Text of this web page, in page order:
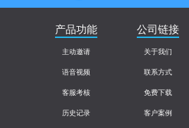
4000004013
产品功能
主动邀请
语音视频
客服考核
历史记录
公司链接
关于我们
联系方式
免费下载
客户案例